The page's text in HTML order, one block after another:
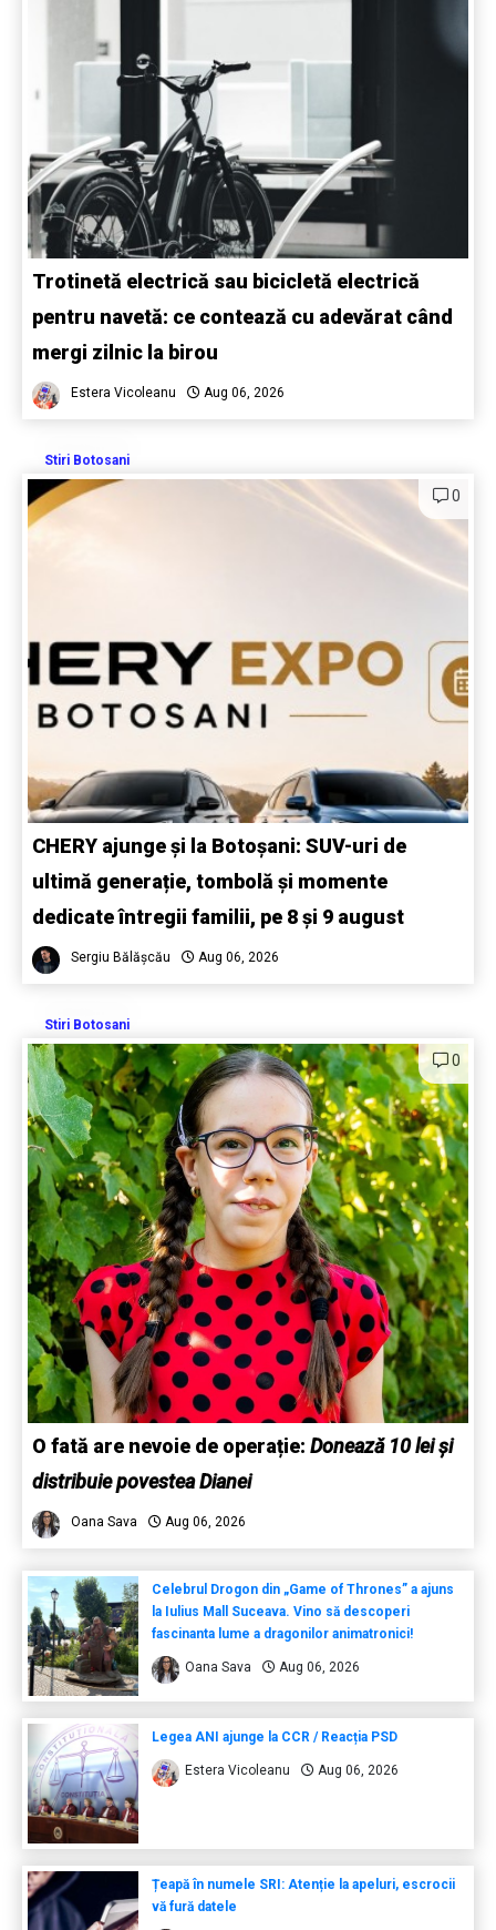
Trotinetă electrică sau bicicletă electrică
pentru navetă: ce contează cu adevărat când
mergi zilnic la birou
Estera Vicoleanu Aug 06, 2026
Stiri Botosani
0
CHERY ajunge și la Botoșani: SUV-uri de
ultimă generație, tombolă și momente
dedicate întregii familii, pe 8 și 9 august
Sergiu Bălășcău Aug 06, 2026
Stiri Botosani
0
O fată are nevoie de operație: Donează 10 lei și
distribuie povestea Dianei
Oana Sava Aug 06, 2026
Celebrul Drogon din „Game of Thrones” a ajuns
la Iulius Mall Suceava. Vino să descoperi
fascinanta lume a dragonilor animatronici!
Oana Sava Aug 06, 2026
Legea ANI ajunge la CCR / Reacția PSD
Estera Vicoleanu Aug 06, 2026
Țeapă în numele SRI: Atenție la apeluri, escrocii
vă fură datele